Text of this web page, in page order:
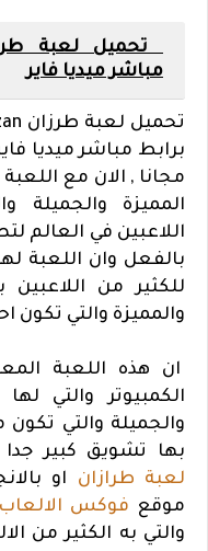
مباشر ميديا فاير
برابط مباشر ميديا
مجانا , الان مع
المميزة والجميلة
اللاعبين في العالم
بالفعل وان اللعبة
للكثير من اللاعبين
والمميزة والتي تكون
ان هذه اللعبة
الكمبيوتر والتي
والجميلة والتي تكون
بها تشويق كبير جدا
لعبة طرازان او
موقع فوكس الالعاب
والتي به الكثير من